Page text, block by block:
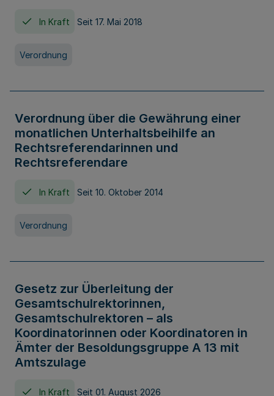
In Kraft Seit 17. Mai 2018
Verordnung
Verordnung über die Gewährung einer
monatlichen Unterhaltsbeihilfe an
Rechtsreferendarinnen und
Rechtsreferendare
In Kraft Seit 10. Oktober 2014
Verordnung
Gesetz zur Überleitung der
Gesamtschulrektorinnen,
Gesamtschulrektoren – als
Koordinatorinnen oder Koordinatoren in
Ämter der Besoldungsgruppe A 13 mit
Amtszulage
In Kraft Seit 01. August 2026